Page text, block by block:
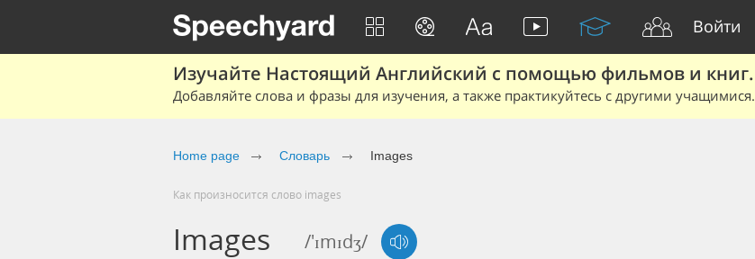
Войти
Изучайте Настоящий Английский с помощью фильмов и книг.
Добавляйте слова и фразы для изучения, а также практикуйтесь с другими учащимися.
Home page Словарь Images
Как произносится слово images
Images /'ɪmɪdʒ/